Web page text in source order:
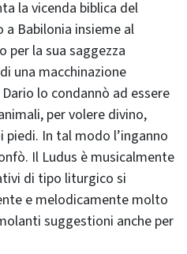
la vicenda biblica del
Babilonia insieme al
per la sua saggezza
una macchinazione
lo condannò ad essere
per volere divino,
In tal modo l’inganno
Il Ludus è musicalmente
di tipo liturgico si
e melodicamente molto
suggestioni anche per